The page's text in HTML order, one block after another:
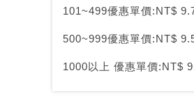
101~499優惠單價:NT$
500~999優惠單價:NT$
1000以上 優惠單價:NT$